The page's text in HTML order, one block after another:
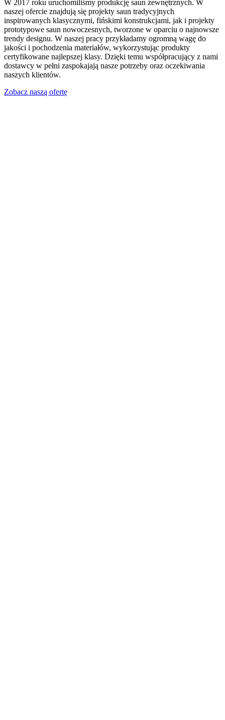
W 2017 roku uruchomiliśmy produkcję saun zewnętrznych. W
naszej ofercie znajdują się projekty saun tradycyjnych
inspirowanych klasycznymi, fińskimi konstrukcjami, jak i projekty
prototypowe saun nowoczesnych, tworzone w oparciu o najnowsze
trendy designu. W naszej pracy przykładamy ogromną wagę do
jakości i pochodzenia materiałów, wykorzystując produkty
certyfikowane najlepszej klasy. Dzięki temu współpracujący z nami
dostawcy w pełni zaspokajają nasze potrzeby oraz oczekiwania
naszych klientów.
Zobacz naszą ofertę